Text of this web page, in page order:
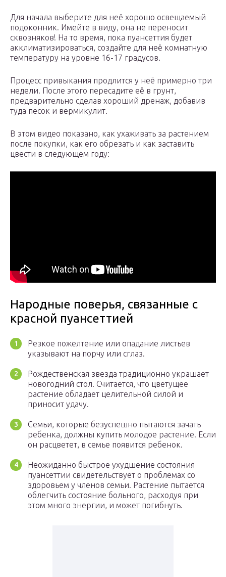
Для начала выберите для неё хорошо освещаемый
подоконник. Имейте в виду, она не переносит
сквозняков! На то время, пока пуансеттия будет
акклиматизироваться, создайте для неё комнатную
температуру на уровне 16-17 градусов.
Процесс привыкания продлится у неё примерно три
недели. После этого пересадите её в грунт,
предварительно сделав хороший дренаж, добавив
туда песок и вермикулит.
В этом видео показано, как ухаживать за растением
после покупки, как его обрезать и как заставить
цвести в следующем году:
Народные поверья, связанные с
красной пуансеттией
Резкое пожелтение или опадание листьев
указывают на порчу или сглаз.
Рождественская звезда традиционно украшает
новогодний стол. Считается, что цветущее
растение обладает целительной силой и
приносит удачу.
Семьи, которые безуспешно пытаются зачать
ребенка, должны купить молодое растение. Если
он расцветет, в семье появится ребенок.
Неожиданно быстрое ухудшение состояния
пуансеттии свидетельствует о проблемах со
здоровьем у членов семьи. Растение пытается
облегчить состояние больного, расходуя при
этом много энергии, и может погибнуть.